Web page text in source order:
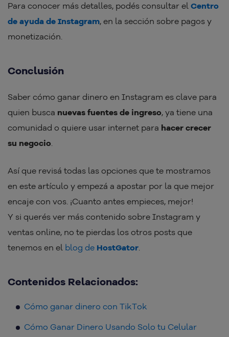
Para conocer más detalles, podés consultar el Centro
de ayuda de Instagram, en la sección sobre pagos y
monetización.
Conclusión
Saber cómo ganar dinero en Instagram es clave para
quien busca nuevas fuentes de ingreso, ya tiene una
comunidad o quiere usar internet para hacer crecer
su negocio.
Así que revisá todas las opciones que te mostramos
en este artículo y empezá a apostar por la que mejor
encaje con vos. ¡Cuanto antes empieces, mejor!
Y si querés ver más contenido sobre Instagram y
ventas online, no te pierdas los otros posts que
tenemos en el blog de HostGator.
Contenidos Relacionados:
Cómo ganar dinero con TikTok
Cómo Ganar Dinero Usando Solo tu Celular